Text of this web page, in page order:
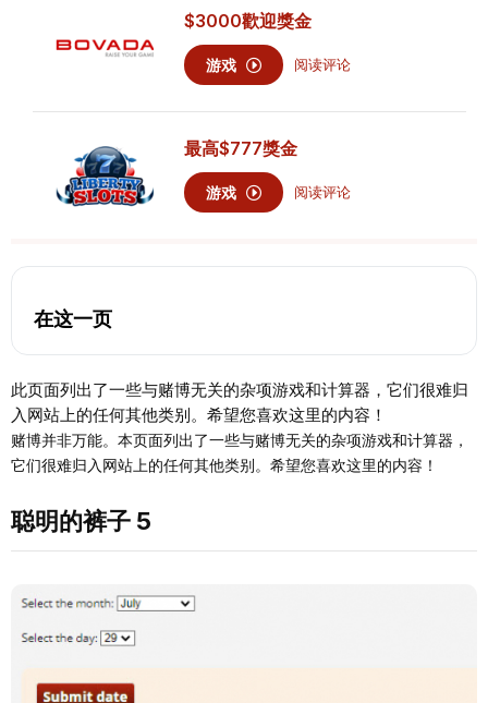
$3000歡迎獎金
游戏 阅读评论
最高$777獎金
游戏 阅读评论
在这一页
此页面列出了一些与赌博无关的杂项游戏和计算器，它们很难归
入网站上的任何其他类别。希望您喜欢这里的内容！
赌博并非万能。本页面列出了一些与赌博无关的杂项游戏和计算器，
它们很难归入网站上的任何其他类别。希望您喜欢这里的内容！
聪明的裤子 5